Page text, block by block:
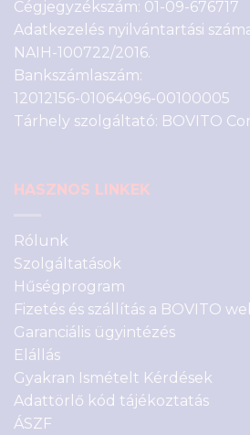
Cégjegyzékszám: 01-09-676717
Adatkezelés nyilvántartási
NAIH-100722/2016.
Bankszámlaszám:
12012156-01064096-00100005
Tárhely szolgáltató: BOVITO
HASZNOS LINKEK
Rólunk
Szolgáltatások
Hűségprogram
Fizetés és szállítás a BOVITO
Garanciális ügyintézés
Elállás
Gyakran Ismételt Kérdések
Adattörlő kód tájékoztatás
ÁSZF